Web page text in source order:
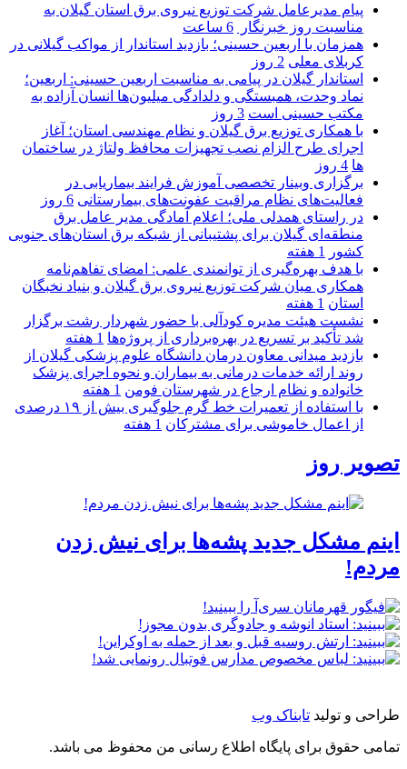
پیام مدیرعامل شركت توزیع نیروی برق استان گیلان به
مناسبت روز خبرنگار ‌
6 ساعت
همزمان با اربعین حسینی؛ بازدید استاندار از مواکب گیلانی در
کربلای معلی 2 روز
استاندار گیلان در پیامی به مناسبت اربعین حسینی: اربعین؛
نماد وحدت، همبستگی و دلدادگی میلیون‌ها انسان آزاده به
مکتب حسینی است 3 روز
با همکاری توزیع برق گیلان و نظام مهندسی استان؛ آغاز
اجرای طرح الزام نصب تجهیزات محافظ ولتاژ در ساختمان
ها 4 روز
برگزاری وبینار تخصصی آموزش فرایند بیماریابی در
فعالیت‌های نظام مراقبت عفونت‌های بیمارستانی 6 روز
در راستای همدلی ملی؛ اعلام آمادگی مدیر عامل برق
منطقه‌ای گیلان برای پشتیبانی از شبكه برق استان‌های جنوبی
كشور
1 هفته
با هدف بهره‌گیری از توانمندی علمی: امضای تفاهم‌نامه
همكاری میان شركت توزیع نیروی برق گیلان و بنیاد نخبگان
استان 1 هفته
نشست هیئت مدیره کودآلی با حضور شهردار رشت برگزار
شد تأکید بر تسریع در بهره‌برداری از پروژه‌ها 1 هفته
بازدید میدانی معاون درمان دانشگاه علوم پزشکی گیلان از
روند ارائه خدمات درمانی به بیماران و نحوه اجرای پزشک
خانواده و نظام ارجاع در شهرستان فومن 1 هفته
با استفاده از تعمیرات خط گرم جلوگیری بیش از ۱۹ درصدی
از اعمال خاموشی برای مشتركان 1 هفته
تصویر روز
اینم مشکل جدید پشه‌ها برای نیش زدن
مردم!
طراحی و تولید تابناک وب
تمامی حقوق برای پایگاه اطلاع رسانی من محفوظ می باشد.